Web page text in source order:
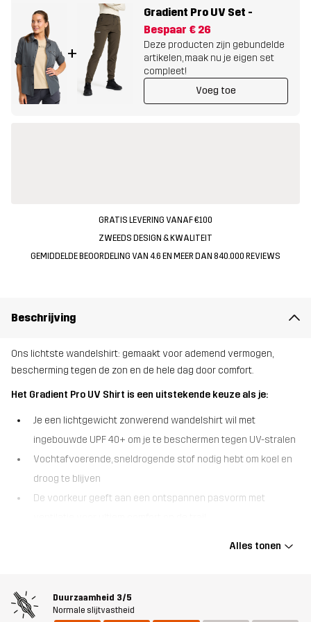
+
Gradient Pro UV Set -
Bespaar € 26
Deze producten zijn gebundelde
artikelen, maak nu je eigen set
compleet!
Voeg toe
GRATIS LEVERING VANAF €100
ZWEEDS DESIGN & KWALITEIT
GEMIDDELDE BEOORDELING VAN 4.6 EN MEER DAN 840.000 REVIEWS
Beschrijving
Ons lichtste wandelshirt: gemaakt voor ademend vermogen,
bescherming tegen de zon en de hele dag door comfort.
Het Gradient Pro UV Shirt is een uitstekende keuze als je:
Je een lichtgewicht zonwerend wandelshirt wil met
ingebouwde UPF 40+ om je te beschermen tegen UV-stralen
Vochtafvoerende, sneldrogende stof nodig hebt om koel en
droog te blijven
De voorkeur geeft aan een ontspannen pasvorm met
Het Gradient Pro UV Shirt is ontworpen voor wandeldagen in de
slimme ventilatie voor een uitzonderlijke luchtstroom en houdt je
goed bedekt dankzij de UV-beschermende behandeling (UPF 40+).
Alles tonen
Duurzaamheid 3/5
Normale slijtvastheid